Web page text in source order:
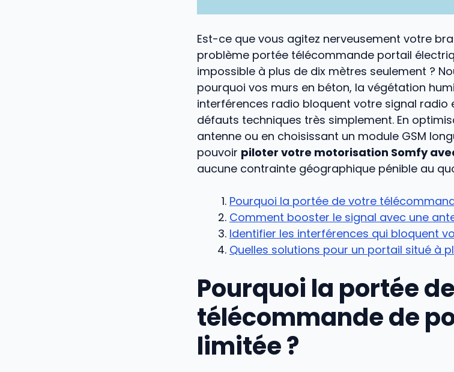
Est-ce que vous agitez nerveusement votre
problème portée télécommande portail
impossible à plus de dix mètres seulement ?
pourquoi vos murs en béton, la végétation
interférences radio bloquent votre signal
défauts techniques très simplement. En
antenne ou en choisissant un module GSM
pouvoir piloter votre motorisation Somfy
aucune contrainte géographique pénible au
Pourquoi la portée de votre
Comment booster le signal avec une
Identifier les interférences qui bloquent
Quelles solutions pour un portail situé à
Pourquoi la portée
télécommande de
limitée ?